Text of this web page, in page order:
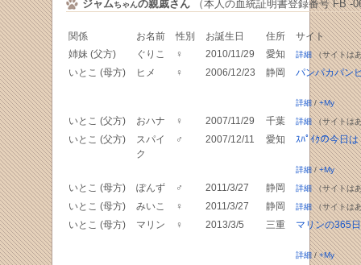
ジャムちゃんの親戚さん（本人の血統証明書登録番号 FB -
関係 お名前 性別 お誕生日 住所
サイト
姉妹 (父方)
ぐりこ ♀ 2010/11/29 愛知 詳細（サイトは
いとこ (母方) ヒメ ♀ 2006/12/23 静岡 パンパカパン
詳細/+My
いとこ (父方) おハナ ♀ 2007/11/29 千葉 詳細（サイトは
いとこ (父方)
スパイ
ク
♂ 2007/12/11 愛知 ｽﾊﾟｲｸの今日は
詳細/+My
いとこ (母方) ぽんず ♂ 2011/3/27 静岡 詳細（サイトは
いとこ (母方) みいこ ♀ 2011/3/27 静岡 詳細（サイトは
いとこ (母方) マリン ♀ 2013/3/5 三重 マリンの365日
詳細/+My